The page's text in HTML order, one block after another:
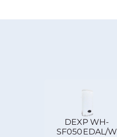
DEXP WH-
SF050EDAL/W